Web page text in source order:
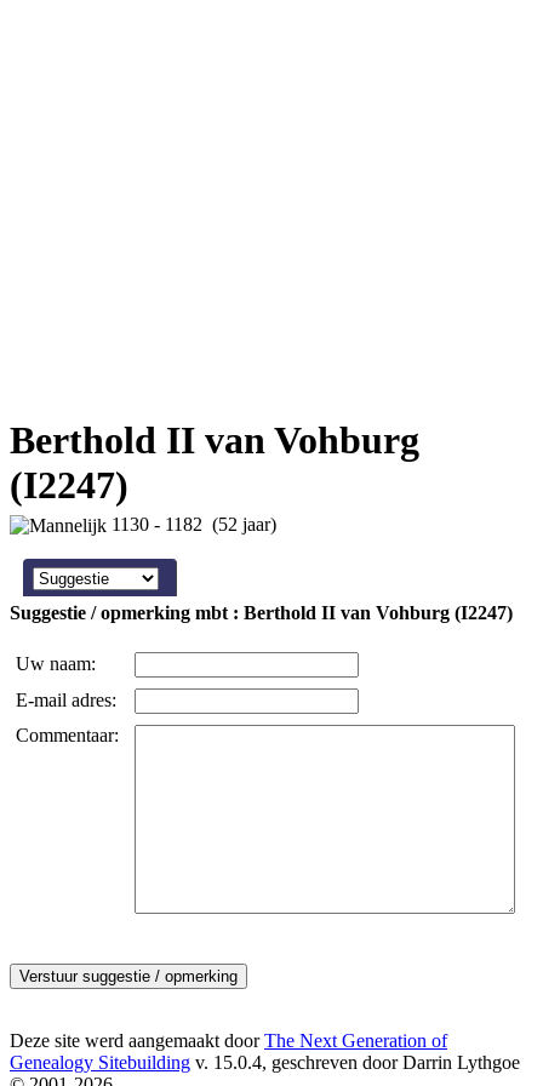
Berthold II van Vohburg
(I2247)
1130 - 1182 (52 jaar)
Suggestie / opmerking mbt : Berthold II van Vohburg (I2247)
Uw naam:
E-mail adres:
Commentaar:
Deze site werd aangemaakt doorThe Next Generation of
Genealogy Sitebuilding v. 15.0.4, geschreven door Darrin Lythgoe